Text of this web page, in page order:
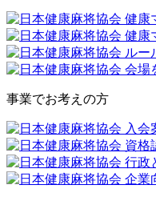
事業でお考えの方